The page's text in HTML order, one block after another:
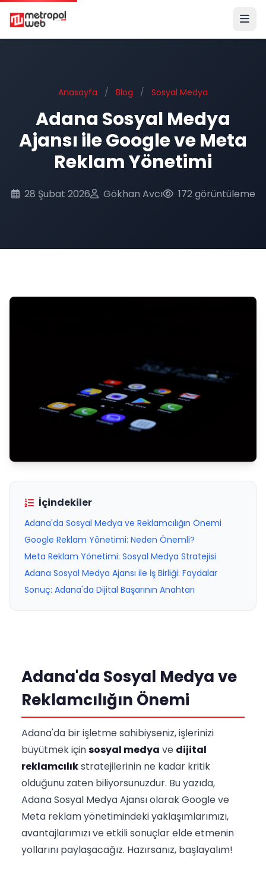
Ana içeriğe geç
Anasayfa / Blog / Sosyal Medya
Adana Sosyal Medya
Ajansı ile Google ve Meta
Reklam Yönetimi
28 Şubat 2026 Gökhan Avcı 172 görüntüleme
İçindekiler
Adana'da Sosyal Medya ve Reklamcılığın Önemi
Google Reklam Yönetimi: Neden Önemli?
Meta Reklam Yönetimi: Sosyal Medya Stratejisi
Adana Sosyal Medya Ajansı ile İş Birliği: Faydalar
Sonuç: Adana'da Dijital Başarının Anahtarı
Adana'da Sosyal Medya ve
Reklamcılığın Önemi
Adana'da bir işletme sahibiyseniz, işlerinizi
büyütmek içinsosyal medya ve dijital
reklamcılıkstratejilerinin ne kadar kritik
olduğunu zaten biliyorsunuzdur. Bu yazıda,
Adana Sosyal Medya Ajansı olarak Google ve
Meta reklam yönetimindeki yaklaşımlarımızı,
avantajlarımızı ve etkili sonuçlar elde etmenin
yollarını paylaşacağız. Hazırsanız, başlayalım!